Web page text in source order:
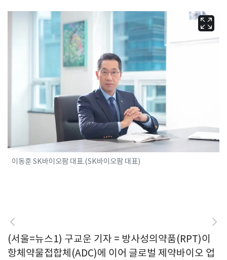
이동훈 SK바이오팜 대표.(SK바이오팜 대표)
(서울=뉴스1) 구교운 기자 = 방사성의약품(RPT)이
항체약물접합체(ADC)에 이어 글로벌 제약바이오 업